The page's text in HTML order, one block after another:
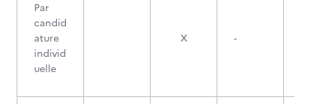
Par
candid
ature
individ
uelle
X -